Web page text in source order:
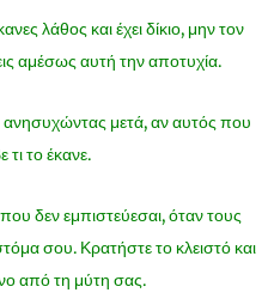
λάθος και έχει δίκιο, μην τον
αμέσως αυτή την αποτυχία.
μετά, αν αυτός που
τι το έκανε.
δεν εμπιστεύεσαι, όταν τους
σου. Κρατήστε το κλειστό και
από τη μύτη σας.